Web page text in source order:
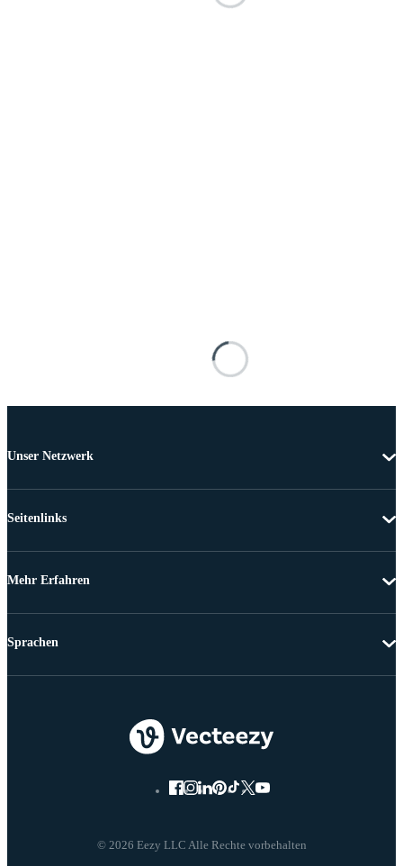
Unser Netzwerk
Seitenlinks
Mehr Erfahren
© 2026 Eezy LLC Alle Rechte vorbehalten
Sprachen